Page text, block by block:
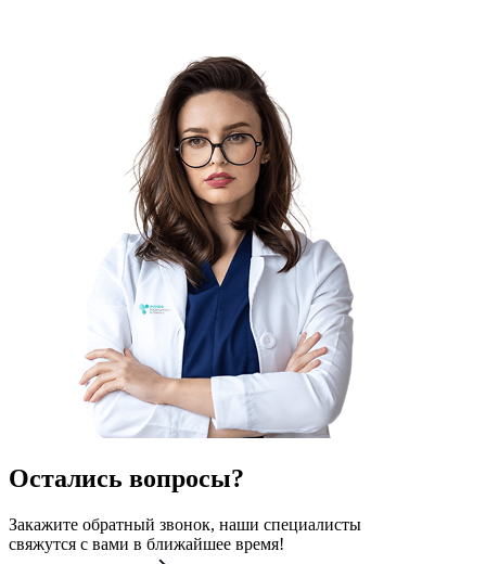
Остались вопросы?
Закажите обратный звонок, наши специалисты
свяжутся с вами в ближайшее время!